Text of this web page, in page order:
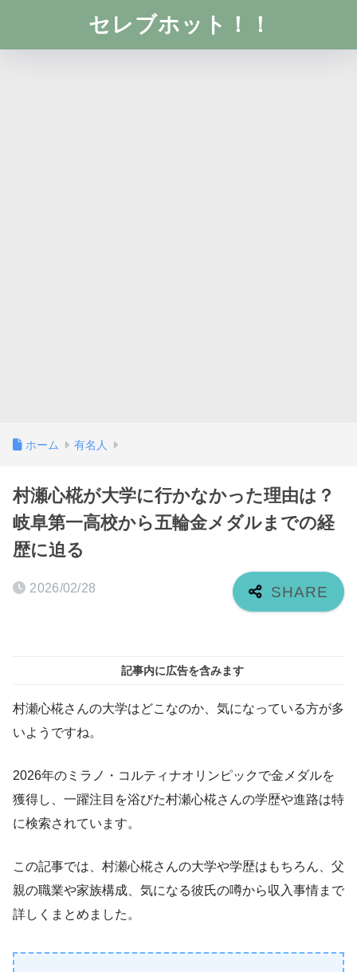
セレブホット！！
ホーム 有名人
村瀬心椛が大学に行かなかった理由は？
岐阜第一高校から五輪金メダルまでの経
歴に迫る
2026/02/28
記事内に広告を含みます
村瀬心椛さんの大学はどこなのか、気になっている方が多
いようですね。
2026年のミラノ・コルティナオリンピックで金メダルを
獲得し、一躍注目を浴びた村瀬心椛さんの学歴や進路は特
に検索されています。
この記事では、村瀬心椛さんの大学や学歴はもちろん、父
親の職業や家族構成、気になる彼氏の噂から収入事情まで
詳しくまとめました。